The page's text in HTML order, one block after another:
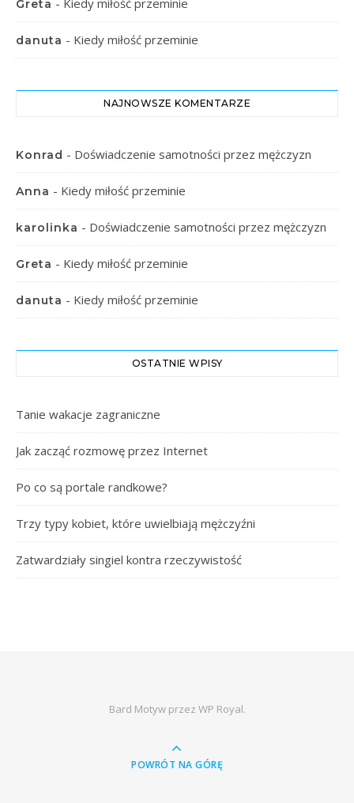
Greta
danuta - Kiedy miłość przeminie
NAJNOWSZE KOMENTARZE
Konrad - Doświadczenie samotności przez mężczyzn
Anna - Kiedy miłość przeminie
karolinka - Doświadczenie samotności przez mężczyzn
Greta - Kiedy miłość przeminie
danuta - Kiedy miłość przeminie
OSTATNIE WPISY
Tanie wakacje zagraniczne
Jak zacząć rozmowę przez Internet
Po co są portale randkowe?
Trzy typy kobiet, które uwielbiają mężczyźni
Zatwardziały singiel kontra rzeczywistość
Bard Motyw przez WP Royal.
POWRÓT NA GÓRĘ